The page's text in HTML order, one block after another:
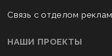
Связь с отделом
НАШИ ПРОЕКТЫ